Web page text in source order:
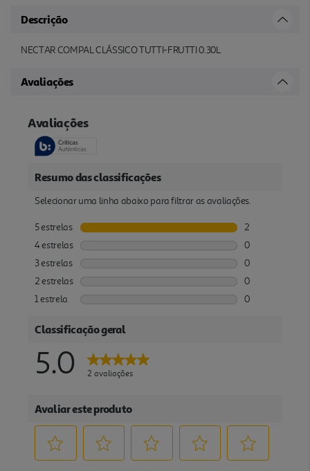
Descrição
NECTAR COMPAL CLÁSSICO TUTTI-FRUTTI 0.30L
Avaliações